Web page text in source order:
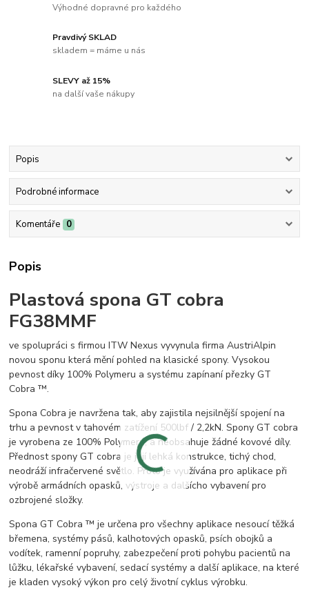
Výhodné dopravné pro každého
Pravdivý SKLAD
skladem = máme u nás
SLEVY až 15%
na další vaše nákupy
Popis
Podrobné informace
Komentáře 0
Popis
Plastová spona GT cobra
FG38MMF
ve spolupráci s firmou ITW Nexus vyvynula firma AustriAlpin
novou sponu která mění pohled na klasické spony. Vysokou
pevnost díky 100% Polymeru a systému zapínaní přezky GT
Cobra ™.
Spona Cobra je navržena tak, aby zajistila nejsilnější spojení na
trhu a pevnost v tahovém zatížení 500lbf / 2,2kN. Spony GT cobra
je vyrobena ze 100% Polymeru, a neobsahuje žádné kovové díly.
Přednost spony GT cobra je její lehká konstrukce, tichý chod,
neodráží infračervené světlo. Proto je využívána pro aplikace při
výrobě armádních opasků, výstroje a dalšícho vybavení pro
ozbrojené složky.
Spona GT Cobra ™ je určena pro všechny aplikace nesoucí těžká
břemena, systémy pásů, kalhotových opasků, psích obojků a
vodítek, ramenní popruhy, zabezpečení proti pohybu pacientů na
lůžku, lékařské vybavení, sedací systémy a další aplikace, na které
je kladen vysoký výkon pro celý životní cyklus výrobku.